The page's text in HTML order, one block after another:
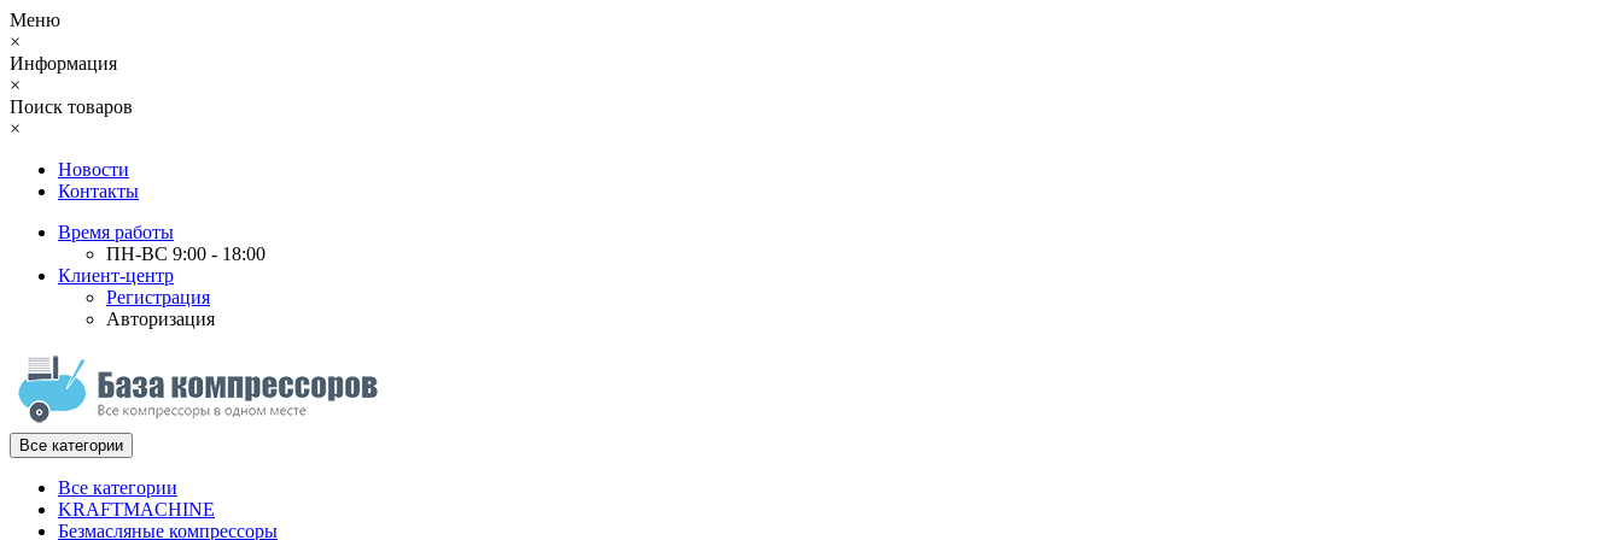
Меню
×
Информация
×
Поиск товаров
×
Новости
Контакты
Время работы
ПН-ВС 9:00 - 18:00
Клиент-центр
Регистрация
Авторизация
Все категории
Все категории
KRAFTMACHINE
Безмасляные компрессоры